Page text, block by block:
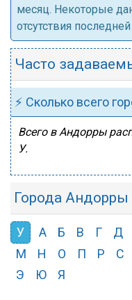
месяц. Некоторые
отсутствия
Часто
⚡ Сколько всего
Всего в Андорры
У.
Города Андорры
У А Б В Г Д
М
Н О П Р С
Э
Ю Я